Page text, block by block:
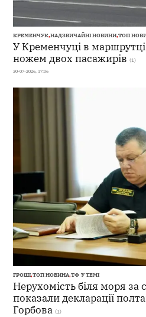
КРЕМЕНЧУК,НАДЗВИЧАЙНІ НОВИНИ,ТОП
У Кременчуці в
ножем двох пасажирів (1)
30-07-2026, 17:06
ГРОШІ,ТОП НОВИНА,ТФ У ТЕМІ
Нерухомість біля моря
показали декларації
Горбова (1)